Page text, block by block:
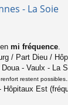
- La Soie
mi fréquence.
/ Part Dieu /
- Vaulx - La
restent possibles.
Est